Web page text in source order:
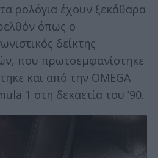
ρολόγια έχουν ξεκάθαρα
όπως ο
δείκτης
που πρωτοεμφανίστηκε
και από την OMEGA
1 στη δεκαετία του ’90.